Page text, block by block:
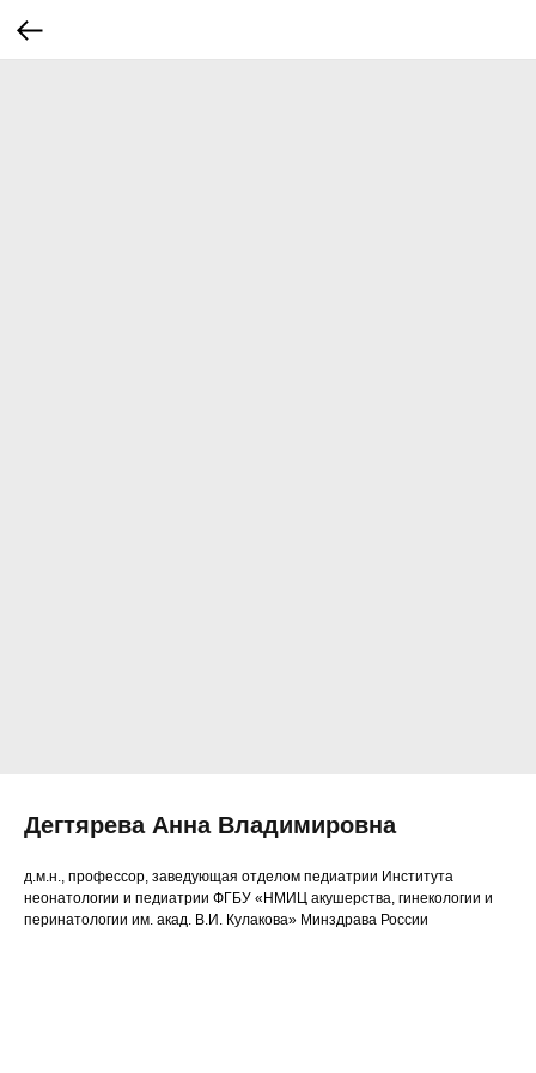
Дегтярева Анна Владимировна
д.м.н., профессор, заведующая отделом педиатрии Института
неонатологии и педиатрии ФГБУ «НМИЦ акушерства, гинекологии и
перинатологии им. акад. В.И. Кулакова» Минздрава России